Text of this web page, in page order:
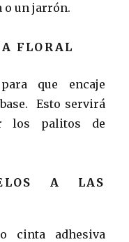
o un jarrón.
FLORAL
que encaje
Esto servirá
los palitos de
A LAS
cinta adhesiva